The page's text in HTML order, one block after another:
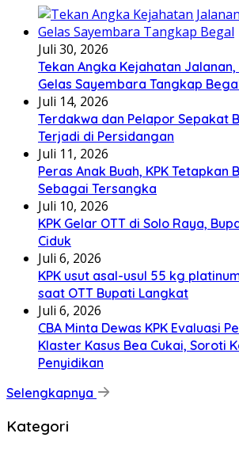
Juli 30, 2026
Tekan Angka Kejahatan Jalanan,
Gelas Sayembara Tangkap
Juli 14, 2026
Terdakwa dan Pelapor Sepakat
Terjadi di Persidangan
Juli 11, 2026
Peras Anak Buah, KPK Tetapkan
Sebagai Tersangka
Juli 10, 2026
KPK Gelar OTT di Solo Raya,
Ciduk
Juli 6, 2026
KPK usut asal-usul 55 kg
saat OTT Bupati Langkat
Juli 6, 2026
CBA Minta Dewas KPK Evaluasi
Klaster Kasus Bea Cukai, Soroti
Penyidikan
Selengkapnya
Kategori